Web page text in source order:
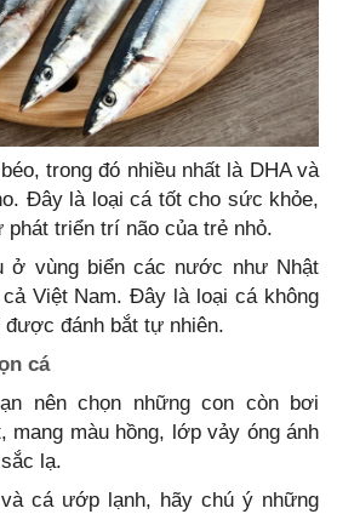
trong đó nhiều nhất là DHA và
Đây là loại cá tốt cho sức khỏe,
triển trí não của trẻ nhỏ.
ở vùng biển các nước như Nhật
cả Việt Nam. Đây là loại cá không
được đánh bắt tự nhiên.
cá
nên chọn những con còn bơi
mang màu hồng, lớp vảy óng ánh
lạ.
cá ướp lạnh, hãy chú ý những